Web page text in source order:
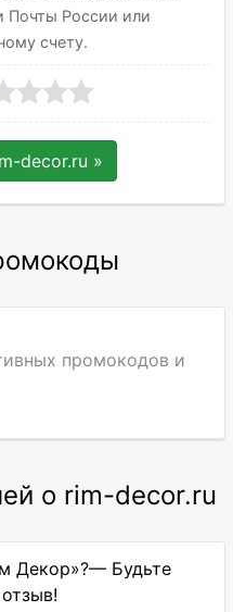
Почты России или
счету.
decor.ru »
промокодов и
о rim-decor.ru
Декор»?— Будьте